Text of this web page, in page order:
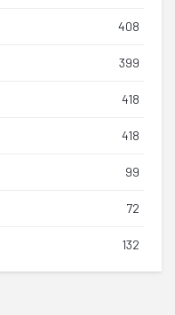
408
399
418
418
99
72
132